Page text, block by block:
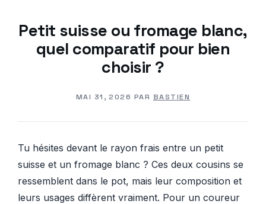
Petit suisse ou fromage blanc,
quel comparatif pour bien
choisir ?
MAI 31, 2026 PAR BASTIEN
Tu hésites devant le rayon frais entre un petit
suisse et un fromage blanc ? Ces deux cousins se
ressemblent dans le pot, mais leur composition et
leurs usages diffèrent vraiment. Pour un coureur